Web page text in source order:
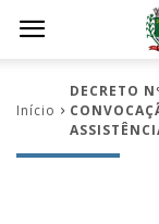
Início
DECRETO